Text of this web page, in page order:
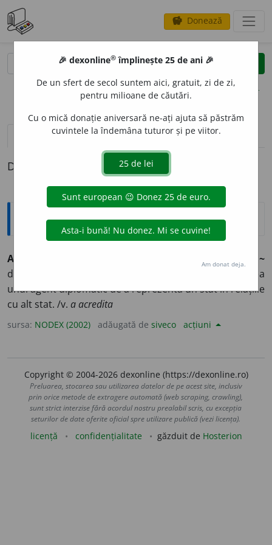
savings Donează
clear
opțiuni
definiții (1) pronunțievolume_up (11)
Definiția cu ID-ul 321778:
Explicative DEX
ACREDIT
Scrisoare de ~
document oficial prin care se confirmă împuternicirea
unui agent diplomatic de a reprezenta un stat în relațiile
cu alt stat. /v. a acredita
sursa: NODEX (2002) adăugată de siveco acțiuni
Copyright © 2004-2026 dexonline (https://dexonline.ro)
Preluarea, stocarea sau utilizarea datelor de pe acest site, inclusiv
prin orice metode de extragere automată (web scraping, crawling),
sunt strict interzise fără acordul nostru prealabil scris, cu excepția
seturilor de date oferite oficial spre utilizare publică (vezi licența).
licență confidențialitate găzduit de Hosterion
🎉 dexonline® împlinește 25 de ani 🎉
De un sfert de secol suntem aici, gratuit, zi de zi,
pentru milioane de căutări.
Cu o mică donație aniversară ne-ați ajuta să păstrăm
cuvintele la îndemâna tuturor și pe viitor.
Am donat deja.